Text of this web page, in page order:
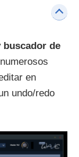
buscador de
en
undo/redo